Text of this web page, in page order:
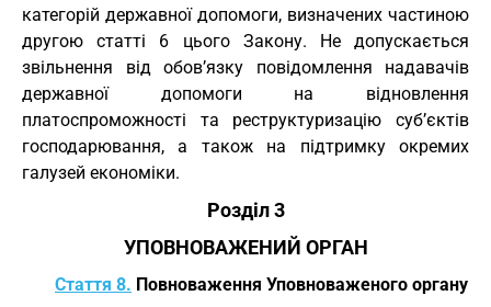
категорій державної допомоги, визначених частиною
другою статті 6 цього Закону. Не допускається
звільнення від обов’язку повідомлення надавачів
державної допомоги на відновлення
платоспроможності та реструктуризацію суб’єктів
господарювання, а також на підтримку окремих
галузей економіки.
Розділ 3
УПОВНОВАЖЕНИЙ ОРГАН
Стаття 8. Повноваження Уповноваженого органу